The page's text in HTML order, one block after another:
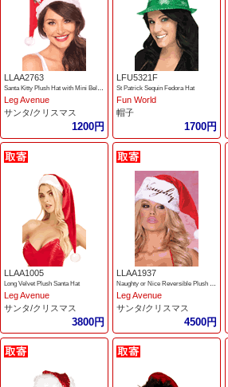
LLAA2763
Santa Kitty Plush Hat with Mini Bell Bow
Leg Avenue
サンタ/クリスマス
1200円
LFU5321F
St Patrick Sequin Fedora Hat
Fun World
帽子
1700円
LLAA1005
Long Velvet Plush Santa Hat
Leg Avenue
サンタ/クリスマス
3800円
LLAA1937
Leg Avenue
サンタ/クリスマス
4500円